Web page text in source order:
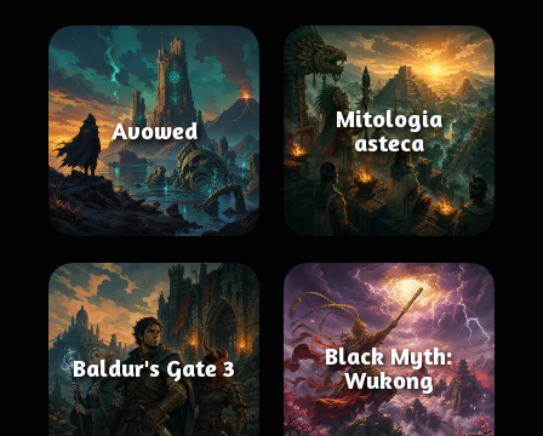
Avowed
Mitologia
asteca
Baldur's Gate 3
Black Myth:
Wukong